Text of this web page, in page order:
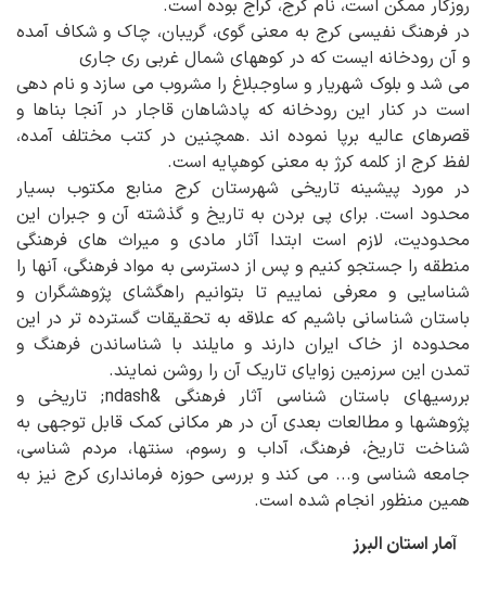
روزگار ممکن است، نام کرج، کراج بوده است.
در فرهنگ نفیسی کرج به معنی گوی، گریبان، چاک و شکاف آمده
و آن رودخانه ایست که در کوههای شمال غربی ری جاری
می شد و بلوک شهریار و ساوجبلاغ را مشروب می سازد و نام دهی
است در کنار این رودخانه که پادشاهان قاجار در آنجا بناها و
قصرهای عالیه برپا نموده اند .همچنین در کتب مختلف آمده،
لفظ کرج از کلمه کرژ به معنی کوهپایه است.
در مورد پیشینه تاریخی شهرستان کرج منابع مکتوب بسیار
محدود است. برای پی بردن به تاریخ و گذشته آن و جبران این
محدودیت، لازم است ابتدا آثار مادی و میراث های فرهنگی
منطقه را جستجو کنیم و پس از دسترسی به مواد فرهنگی، آنها را
شناسایی و معرفی نماییم تا بتوانیم راهگشای پژوهشگران و
باستان شناسانی باشیم که علاقه به تحقیقات گسترده تر در این
محدوده از خاک ایران دارند و مایلند با شناساندن فرهنگ و
تمدن این سرزمین زوایای تاریک آن را روشن نمایند.
بررسیهای باستان شناسی آثار فرهنگی &ndash; تاریخی و
پژوهشها و مطالعات بعدی آن در هر مکانی کمک قابل توجهی به
شناخت تاریخ، فرهنگ، آداب و رسوم، سنتها، مردم شناسی،
جامعه شناسی و... می کند و بررسی حوزه فرمانداری کرج نیز به
همین منظور انجام شده است.
آمار استان البرز